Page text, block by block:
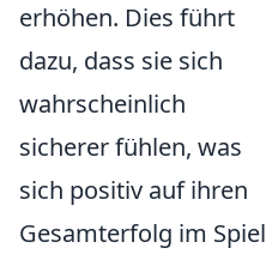
erhöhen. Dies führt
dazu, dass sie sich
wahrscheinlich
sicherer fühlen, was
sich positiv auf ihren
Gesamterfolg im Spiel